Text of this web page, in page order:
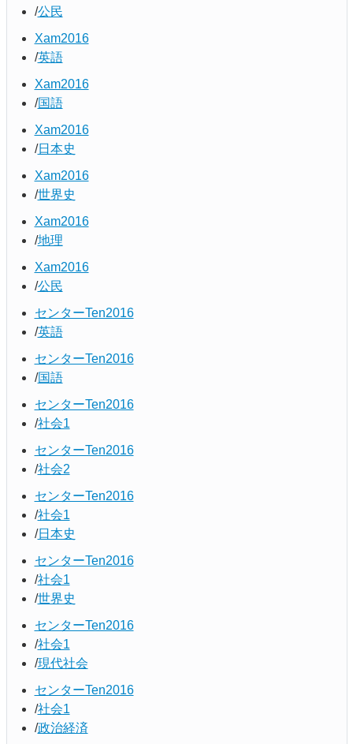
公民
Xam2016
英語
Xam2016
国語
Xam2016
日本史
Xam2016
世界史
Xam2016
地理
Xam2016
公民
センターTen2016
英語
センターTen2016
国語
センターTen2016
社会1
センターTen2016
社会2
センターTen2016
社会1
日本史
センターTen2016
社会1
世界史
センターTen2016
社会1
現代社会
センターTen2016
社会1
政治経済